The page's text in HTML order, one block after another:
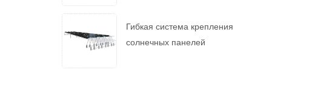
Гибкая система крепления
солнечных панелей